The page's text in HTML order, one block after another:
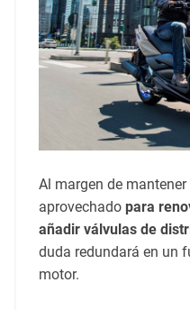
Al margen de
aprovechado para
añadir válvulas de
duda redundará en un
motor.